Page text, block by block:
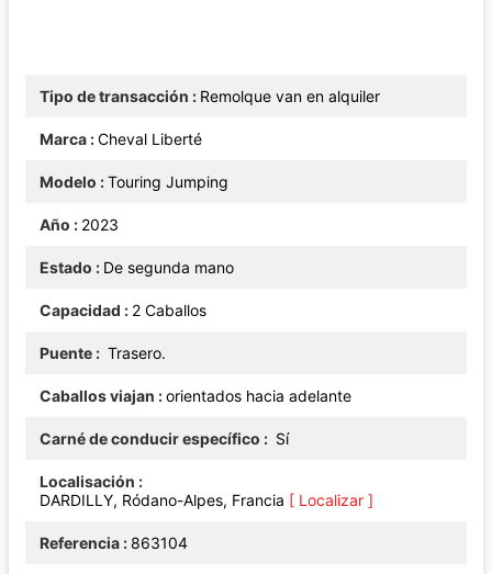
Tipo de transacción Remolque van en alquiler
Marca Cheval Liberté
Modelo Touring Jumping
Año 2023
Estado De segunda mano
Capacidad 2 Caballos
Puente Trasero.
Caballos viajan orientados hacia adelante
Carné de conducir específico Sí
Localisación
DARDILLY, Ródano-Alpes, Francia [ Localizar ]
Referencia 863104